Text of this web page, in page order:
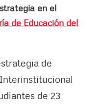
en el
de Educación del
de
de 23